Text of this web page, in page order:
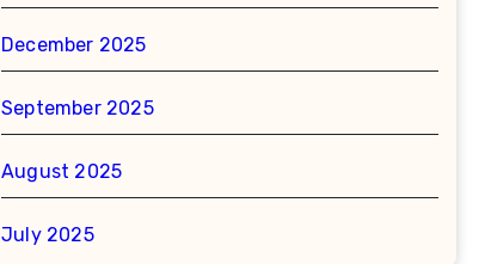
December 2025
September 2025
August 2025
July 2025